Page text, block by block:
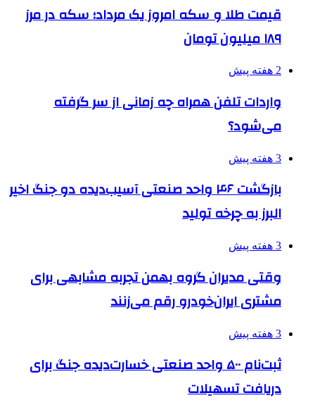
قیمت طلا و سکه امروز یک مرداد؛ سکه در مرز
۱۸۹ میلیون تومان
2 هفته پیش
واردات تلفن همراه چه زمانی از سر گرفته
می‌شود؟
3 هفته پیش
بازگشت ۴۶ واحد صنعتی آسیب‌دیده دو جنگ اخیر
البرز به چرخه تولید
3 هفته پیش
وقتی مدیران گروه بهمن تجربه مشابهی برای
مشتری ایران‌خودرو رقم می‌زنند
3 هفته پیش
ثبت‌نام ۵۰۰ واحد صنعتی خسارت‌دیده جنگ برای
دریافت تسهیلات